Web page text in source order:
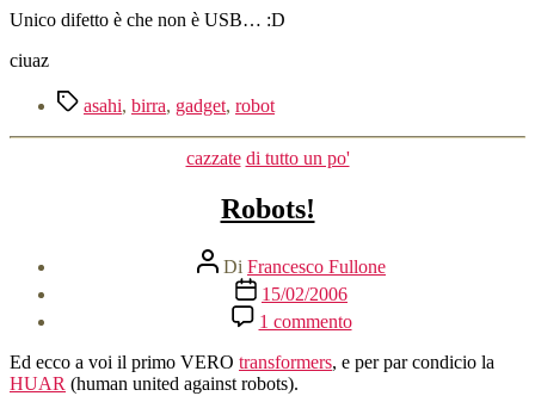
Unico difetto è che non è USB… :D
ciuaz
Tag asahi, birra, gadget, robot
Categorie
cazzate di tutto un po'
Robots!
Autore
articolo
Di Francesco Fullone
Data
dell'articolo
15/02/2006
1 commentosu
Robots!
Ed ecco a voi il primo VERO transformers, e per par condicio la
HUAR (human united against robots).